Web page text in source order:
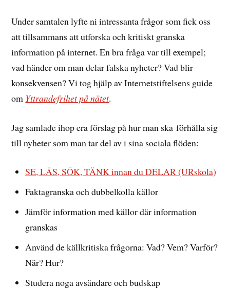
Under samtalen lyfte ni intressanta frågor som fick oss
att tillsammans att utforska och kritiskt granska
information på internet. En bra fråga var till exempel;
vad händer om man delar falska nyheter? Vad blir
konsekvensen? Vi tog hjälp av Internetstiftelsens guide
om Yttrandefrihet på nätet.
Jag samlade ihop era förslag på hur man ska förhålla sig
till nyheter som man tar del av i sina sociala flöden:
SE, LÄS, SÖK, TÄNK innan du DELAR (URskola)
Faktagranska och dubbelkolla källor
Jämför information med källor där information
granskas
Använd de källkritiska frågorna: Vad? Vem? Varför?
När? Hur?
Studera noga avsändare och budskap